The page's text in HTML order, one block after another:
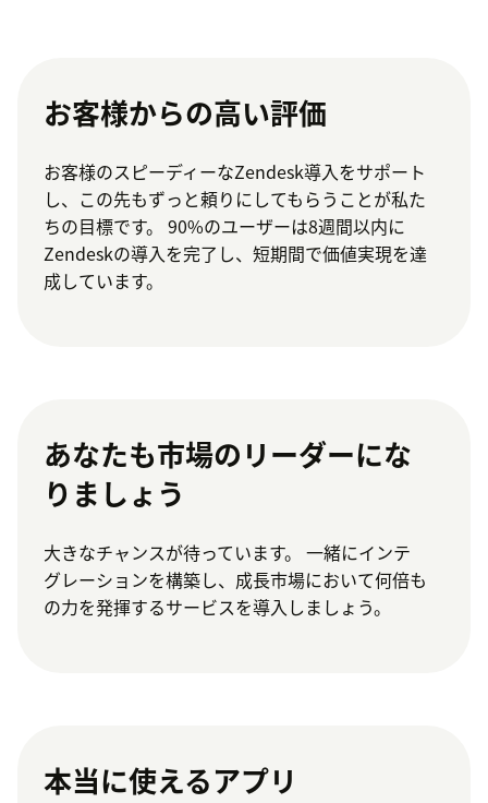
お客様からの高い評価
お客様のスピーディーなZendesk導入をサポート
し、この先もずっと頼りにしてもらうことが私た
ちの目標です。 90%のユーザーは8週間以内に
Zendeskの導入を完了し、短期間で価値実現を達
成しています。
あなたも市場のリーダーにな
りましょう
大きなチャンスが待っています。 一緒にインテ
グレーションを構築し、成長市場において何倍も
の力を発揮するサービスを導入しましょう。
本当に使えるアプリ